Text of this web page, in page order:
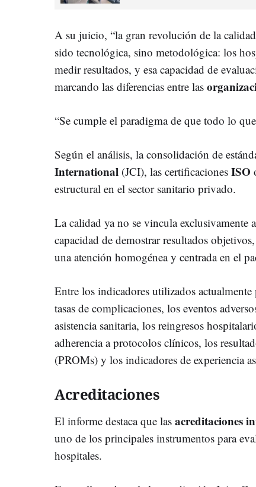
A su juicio, “la gran revolución de la
sido tecnológica, sino metodológica: los
medir resultados, y esa capacidad de
marcando las diferencias entre las
“Se cumple el paradigma de que todo lo
Según el análisis, la consolidación de
International (JCI), las certificaciones ISO
estructural en el sector sanitario privado.
La calidad ya no se vincula exclusivamente
capacidad de demostrar resultados
una atención homogénea y centrada en el
Entre los indicadores utilizados actualmente
tasas de complicaciones, los eventos
asistencia sanitaria, los reingresos
adherencia a protocolos clínicos, los
(PROMs) y los indicadores de experiencia
Acreditaciones
El informe destaca que las acreditaciones
uno de los principales instrumentos para
hospitales.